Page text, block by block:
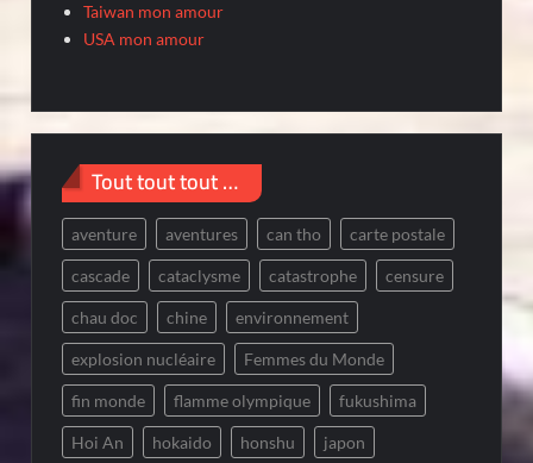
Taiwan mon amour
USA mon amour
Tout tout tout …
aventure aventures can tho carte postale
cascade cataclysme catastrophe censure
chau doc chine environnement
explosion nucléaire Femmes du Monde
fin monde flamme olympique fukushima
Hoi An hokaido honshu japon